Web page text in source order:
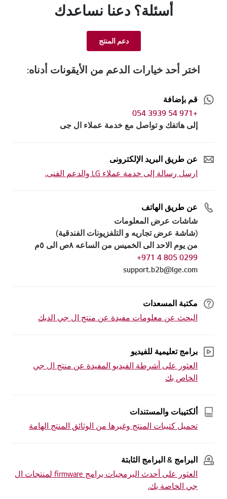
أسئلة؟ دعنا نساعدك
دعم المنتج
اختر أحد خيارات الدعم من الأيقونات أدناه:
قم بإضافة
+971 54 3939 054
إلى هاتفك و تواصل مع خدمة عملاء ال جى
عن طريق البريد الإلكترونى
ارسل رسالة إلى خدمة عملاء LG والدعم الفنى.
عن طريق الهاتف
شاشات عرض المعلومات
(شاشة عرض تجاريه و التلفزيونات الفندقية)
من يوم الاحد الى الخميس من الساعه ٨ص الى ٥م
0299 805 4 971+
support.b2b@lge.com
مكتبة المسعدات
البحث عن معلومات مفيدة عن منتج ال جي الديك
برامج تعليمية للفيديو
العثور على أشرطة الفيديو المفيدة عن منتج ال جي
الخاص بك
ألكتيبات والمستندات
تحميل كتيبات المنتج وغيرها من الوثائق المنتج الهامة
البرامج & البرامج الثابتة
العثور على أحدث البرمجيات برامج firmware لمنتجات ال
جي الخاصة بك.